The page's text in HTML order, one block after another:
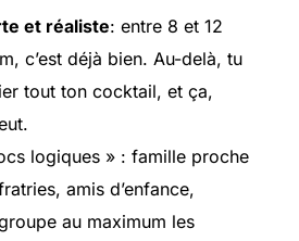
et réaliste: entre 8 et 12
c’est déjà bien. Au-delà, tu
tout ton cocktail, et ça,
logiques » : famille proche
amis d’enfance,
au maximum les